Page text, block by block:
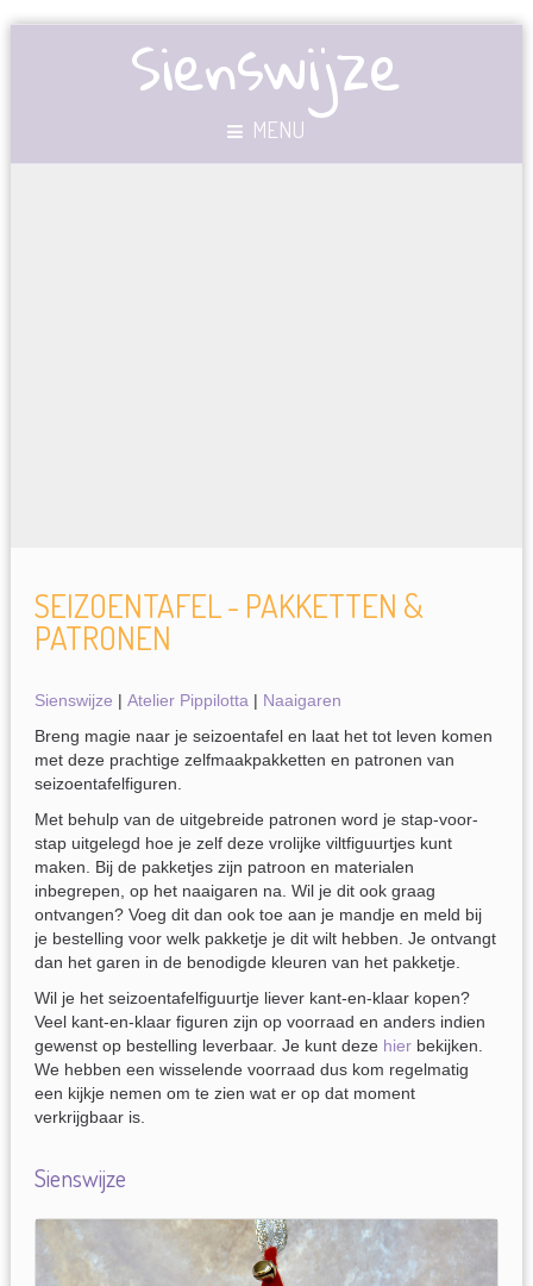
Sienswijze
MENU
SEIZOENTAFEL - PAKKETTEN &
PATRONEN
Sienswijze Atelier Pippilotta|
Naaigaren
Breng magie naar je seizoentafel en laat het tot leven komen
met deze prachtige zelfmaakpakketten en patronen van
seizoentafelfiguren.
Met behulp van de uitgebreide patronen word je stap-voor-
stap uitgelegd hoe je zelf deze vrolijke viltfiguurtjes kunt
maken. Bij de pakketjes zijn patroon en materialen
inbegrepen, op het naaigaren na. Wil je dit ook graag
ontvangen? Voeg dit dan ook toe aan je mandje en meld bij
je bestelling voor welk pakketje je dit wilt hebben. Je ontvangt
dan het garen in de benodigde kleuren van het pakketje.
Wil je het seizoentafelfiguurtje liever kant-en-klaar kopen?
Veel kant-en-klaar figuren zijn op voorraad en anders indien
gewenst op bestelling leverbaar. Je kunt deze hierbekijken.
We hebben een wisselende voorraad dus kom regelmatig
een kijkje nemen om te zien wat er op dat moment
verkrijgbaar is.
Sienswijze